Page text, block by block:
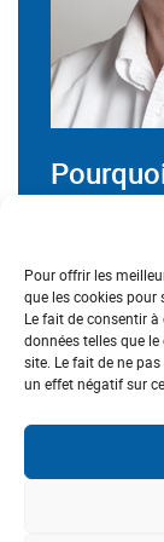
Pour offrir les
que les cookies pour
Le fait de consentir
données telles que
site. Le fait de ne
un effet négatif sur
« En 2020,
doses) chez
% en 2019.
l’objectif de
Chez les
chiffres dans
depuis
vaccinale ne
Or, cette